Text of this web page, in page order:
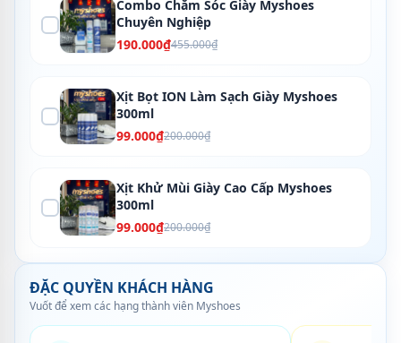
Combo Chăm Sóc Giày Myshoes
Chuyên Nghiệp
190.000₫455.000₫
Xịt Bọt ION Làm Sạch Giày Myshoes
300ml
99.000₫200.000₫
Xịt Khử Mùi Giày Cao Cấp Myshoes
300ml
99.000₫200.000₫
ĐẶC QUYỀN KHÁCH HÀNG
Vuốt để xem các hạng thành viên Myshoes